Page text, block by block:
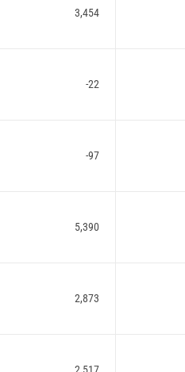
3,454
-22
-97
5,390
2,873